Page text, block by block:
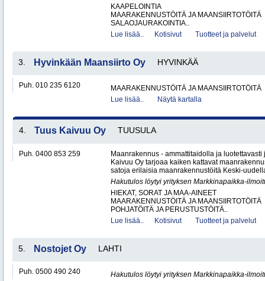
KAAPELOINTIA
MAARAKENNUSTÖITÄ JA MAANSIIRTOTÖITÄ
SALAOJAURAKOINTIA..
Lue lisää..
Kotisivut Tuotteet ja palvelut
3. Hyvinkään Maansiirto Oy HYVINKÄÄ
Puh. 010 235 6120
MAARAKENNUSTÖITÄ JA MAANSIIRTOTÖITÄ
Lue lisää..
Näytä kartalla
4. Tuus Kaivuu Oy TUUSULA
Puh. 0400 853 259
Maanrakennus - ammattitaidolla ja
Kaivuu Oy tarjoaa kaiken kattavat
satoja erilaisia maanrakennustöitä Keski-
Hakutulos löytyi yrityksen Markkinapaikka-
HIEKAT, SORAT JA MAA-AINEET
MAARAKENNUSTÖITÄ JA MAANSIIRTOTÖITÄ
POHJATÖITÄ JA PERUSTUSTÖITÄ..
Lue lisää..
Kotisivut Tuotteet ja palvelut
5. Nostojet Oy LAHTI
Puh. 0500 490 240
Hakutulos löytyi yrityksen Markkinapaikka-